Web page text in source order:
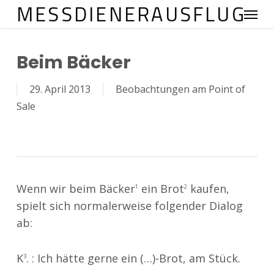
Skip
content
MESSDIENERAUSFLUGMenu
Beim Bäcker
29. April 2013
Beobachtungen am Point of
Sale
Wenn wir beim Bäcker1 ein Brot2
kaufen,
spielt sich normalerweise folgender Dialog
ab:
K3. : Ich hätte gerne ein (…)-Brot, am Stück.